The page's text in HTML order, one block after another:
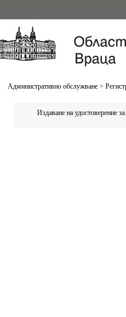
Административно обслужване >
Издаване на удостоверение